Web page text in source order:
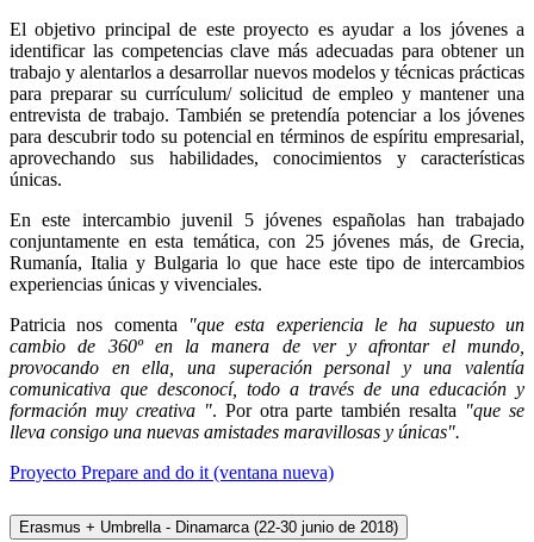
El objetivo principal de este proyecto es ayudar a los jóvenes a
identificar las competencias clave más adecuadas para obtener un
trabajo y alentarlos a desarrollar nuevos modelos y técnicas prácticas
para preparar su currículum/ solicitud de empleo y mantener una
entrevista de trabajo. También se pretendía potenciar a los jóvenes
para descubrir todo su potencial en términos de espíritu empresarial,
aprovechando sus habilidades, conocimientos y características
únicas.
En este intercambio juvenil 5 jóvenes españolas han trabajado
conjuntamente en esta temática, con 25 jóvenes más, de Grecia,
Rumanía, Italia y Bulgaria lo que hace este tipo de intercambios
experiencias únicas y vivenciales.
Patricia nos comenta
"que esta experiencia le ha supuesto un
cambio de 360º en la manera de ver y afrontar el mundo,
provocando en ella, una superación personal y una valentía
comunicativa que desconocí, todo a través de una educación y
formación muy creativa ". Por otra parte también resalta "que se
lleva consigo una nuevas amistades maravillosas y únicas".
Proyecto Prepare and do it (ventana nueva)
Erasmus + Umbrella - Dinamarca (22-30 junio de 2018)